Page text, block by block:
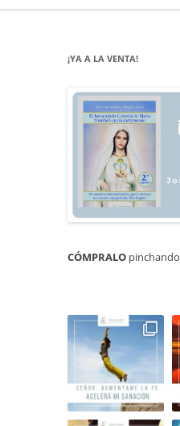
¡YA A LA VENTA!
CÓMPRALO pinchando